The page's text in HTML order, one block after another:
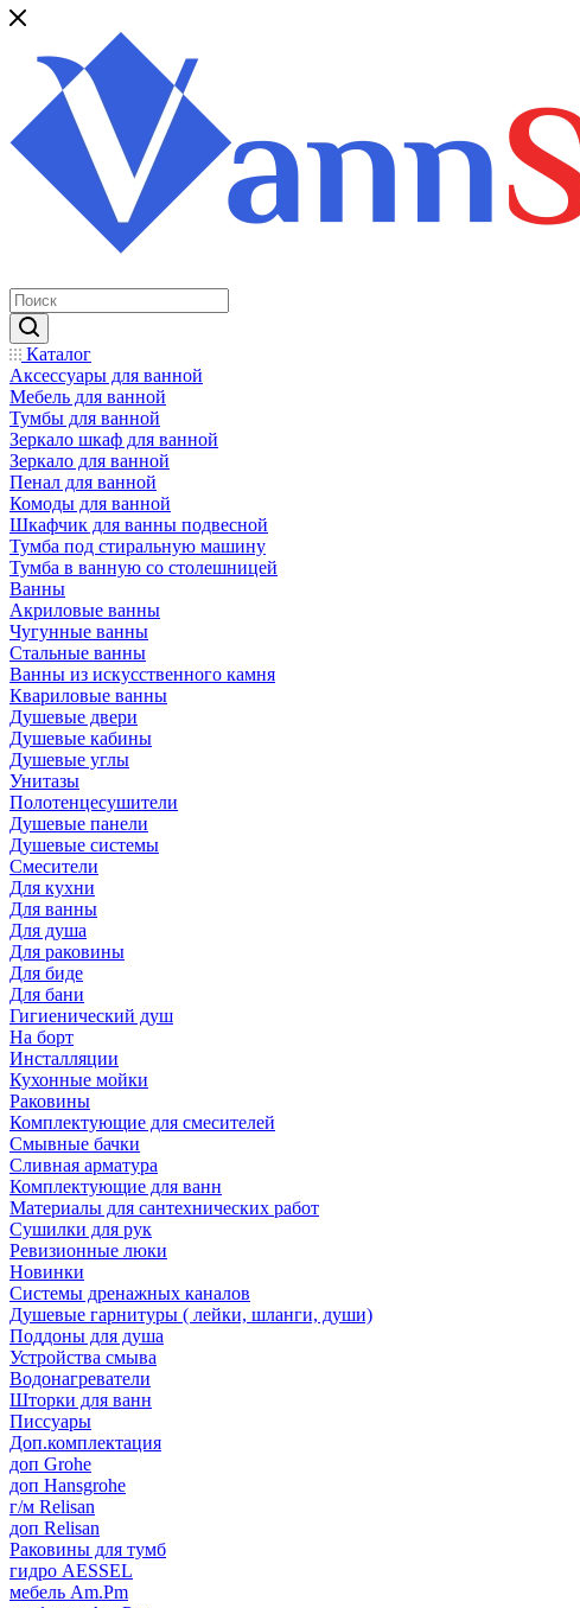
Каталог
Аксессуары для ванной
Мебель для ванной
Тумбы для ванной
Зеркало шкаф для ванной
Зеркало для ванной
Пенал для ванной
Комоды для ванной
Шкафчик для ванны подвесной
Тумба под стиральную машину
Тумба в ванную со столешницей
Ванны
Акриловые ванны
Чугунные ванны
Стальные ванны
Ванны из искусственного камня
Квариловые ванны
Душевые двери
Душевые кабины
Душевые углы
Унитазы
Полотенцесушители
Душевые панели
Душевые системы
Смесители
Для кухни
Для ванны
Для душа
Для раковины
Для биде
Для бани
Гигиенический душ
На борт
Инсталляции
Кухонные мойки
Раковины
Комплектующие для смесителей
Смывные бачки
Сливная арматура
Комплектующие для ванн
Материалы для сантехнических работ
Сушилки для рук
Ревизионные люки
Новинки
Системы дренажных каналов
Душевые гарнитуры ( лейки, шланги, души)
Поддоны для душа
Устройства смыва
Водонагреватели
Шторки для ванн
Писсуары
Доп.комплектация
доп Grohe
доп Hansgrohe
г/м Relisan
доп Relisan
Раковины для тумб
гидро AESSEL
мебель Am.Pm